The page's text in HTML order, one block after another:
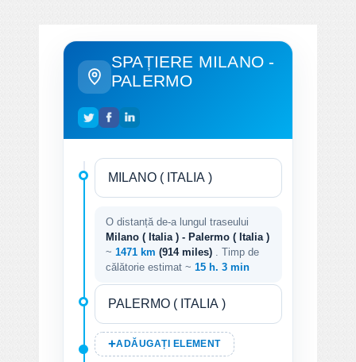
SPAȚIERE MILANO -
PALERMO
O distanță de-a lungul traseului
Milano ( Italia ) - Palermo ( Italia )
~ 1471 km (914 miles)
. Timp de
călătorie estimat ~ 15 h. 3 min
ADĂUGAȚI ELEMENT